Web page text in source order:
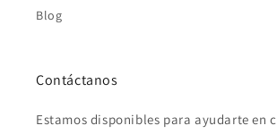
Blog
Contáctanos
Estamos disponibles para ayudarte en